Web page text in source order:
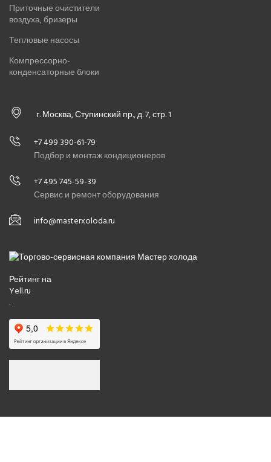
Приточные очистители
воздуха, бризеры
Тепловые насосы
Компрессорно-
конденсаторные блоки
г. Москва, Ступинский пр., д. 7, стр. 1
+7 499 390-61-79
Подбор и монтаж кондиционеров
+7 495 745-59-39
Сервис и ремонт оборудования
info@masterxoloda.ru
Рейтинг на
Yell.ru
.